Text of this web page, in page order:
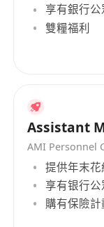
享有銀行
雙糧福利
Assistant
AMI Personnel
提供年末
享有银行
購有保險計